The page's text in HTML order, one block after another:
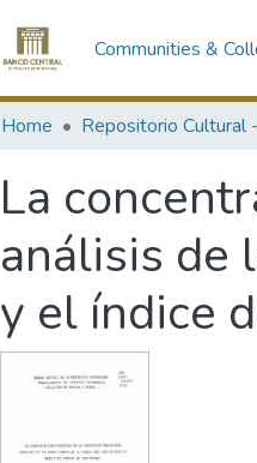
Communities &
Home Repositorio Cultural
La
análisis de
y el índice